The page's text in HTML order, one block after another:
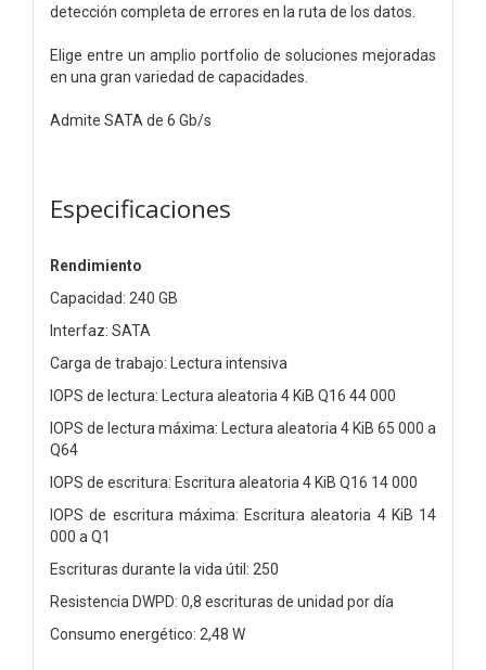
detección completa de errores en la ruta de los datos.
Elige entre un amplio portfolio de soluciones mejoradas
en una gran variedad de capacidades.
Admite SATA de 6 Gb/s
Especificaciones
Rendimiento
Capacidad: 240 GB
Interfaz: SATA
Carga de trabajo: Lectura intensiva
IOPS de lectura: Lectura aleatoria 4 KiB Q16 44 000
IOPS de lectura máxima: Lectura aleatoria 4 KiB 65 000 a
Q64
IOPS de escritura: Escritura aleatoria 4 KiB Q16 14 000
IOPS de escritura máxima: Escritura aleatoria 4 KiB 14
000 a Q1
Escrituras durante la vida útil: 250
Resistencia DWPD: 0,8 escrituras de unidad por día
Consumo energético: 2,48 W